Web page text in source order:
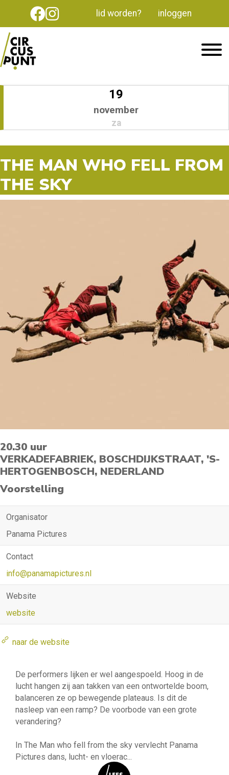
lid worden? inloggen
19
november
za
THE MAN WHO FELL FROM
THE SKY
20.30 uur
VERKADEFABRIEK, BOSCHDIJKSTRAAT, 'S-
HERTOGENBOSCH, NEDERLAND
Voorstelling
Organisator
Panama Pictures
Contact
info@panamapictures.nl
Website
website
naar de website
De performers lijken er wel aangespoeld. Hoog in de
lucht hangen zij aan takken van een ontwortelde boom,
balanceren ze op bewegende plateaus. Is dit de
nasleep van een ramp? De voorbode van een grote
verandering?
In The Man who fell from the sky vervlecht Panama
Pictures dans, lucht- en vloerac